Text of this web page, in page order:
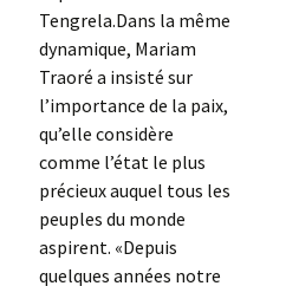
Tengrela.Dans la même
dynamique, Mariam
Traoré a insisté sur
l’importance de la paix,
qu’elle considère
comme l’état le plus
précieux auquel tous les
peuples du monde
aspirent. «Depuis
quelques années notre